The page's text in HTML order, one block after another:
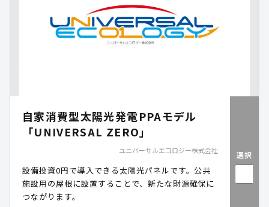
自家消費型太陽光発電PPAモデル
「UNIVERSAL ZERO」
ユニバーサルエコロジー株式会社
設備投資0円で導入できる太陽光パネルです。公共
施設用の屋根に設置することで、新たな財源確保に
つながります。
選択